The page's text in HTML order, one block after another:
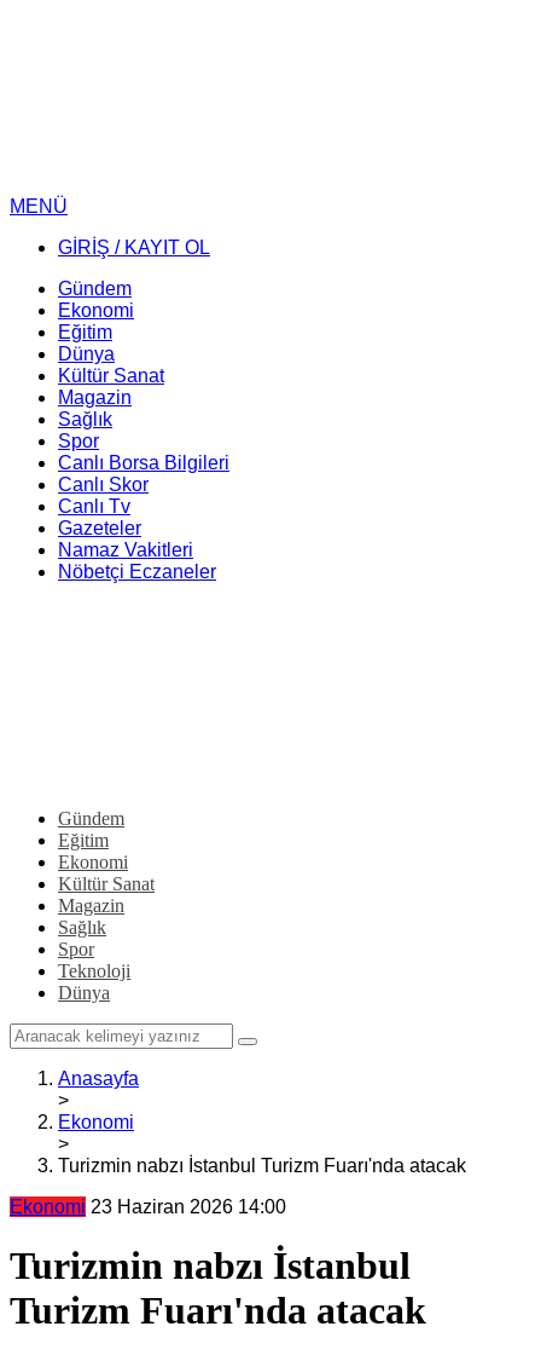
MENÜ
GİRİŞ / KAYIT OL
Gündem
Ekonomi
Eğitim
Dünya
Kültür Sanat
Magazin
Sağlık
Spor
Canlı Borsa Bilgileri
Canlı Skor
Canlı Tv
Gazeteler
Namaz Vakitleri
Nöbetçi Eczaneler
Gündem
Eğitim
Ekonomi
Kültür Sanat
Magazin
Sağlık
Spor
Teknoloji
Dünya
Anasayfa
>
Ekonomi
>
Turizmin nabzı İstanbul Turizm Fuarı'nda atacak
Ekonomi 23 Haziran 2026 14:00
Turizmin nabzı İstanbul
Turizm Fuarı'nda atacak